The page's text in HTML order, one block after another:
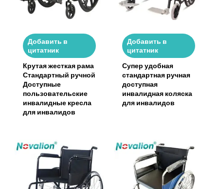
Добавить в
цитатник
Крутая жесткая рама
Стандартный ручной
Доступные
пользовательские
инвалидные кресла
для инвалидов
Добавить в
цитатник
Супер удобная
стандартная ручная
доступная
инвалидная коляска
для инвалидов